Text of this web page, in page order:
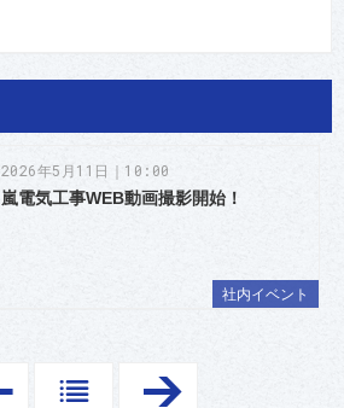
社内イベント
2026年5月11日｜10:00
嵐電気工事WEB動画撮影開始！